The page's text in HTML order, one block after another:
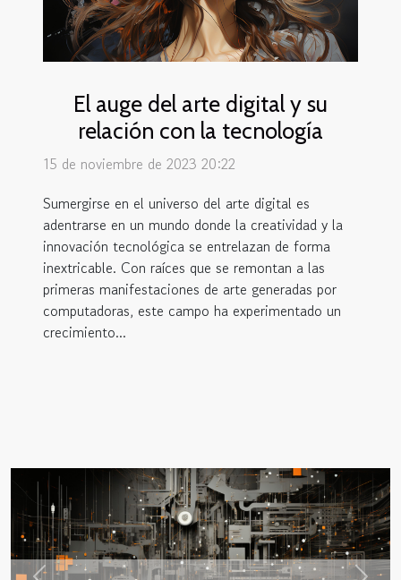
El auge del arte digital y su
relación con la tecnología
15 de noviembre de 2023 20:22
Sumergirse en el universo del arte digital es
adentrarse en un mundo donde la creatividad y la
innovación tecnológica se entrelazan de forma
inextricable. Con raíces que se remontan a las
primeras manifestaciones de arte generadas por
computadoras, este campo ha experimentado un
crecimiento...